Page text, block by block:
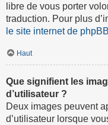
libre de vous porter
traduction. Pour plus
le site internet de phpBB
Haut
Que signifient les
d’utilisateur ?
Deux images peuvent
d’utilisateur lorsque